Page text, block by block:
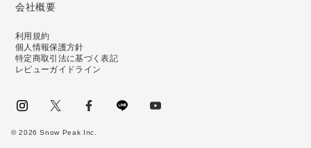
会社概要
利用規約
個人情報保護方針
特定商取引法に基づく表記
レビューガイドライン
©2026 Snow Peak Inc.